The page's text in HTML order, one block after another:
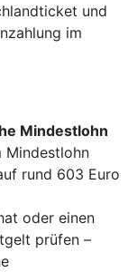
und
im
Mindestlohn
Mindestlohn
rund 603 Euro
oder einen
prüfen –